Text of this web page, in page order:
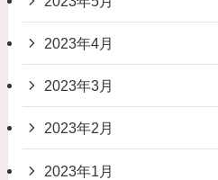
2023年4月
2023年3月
2023年2月
2023年1月